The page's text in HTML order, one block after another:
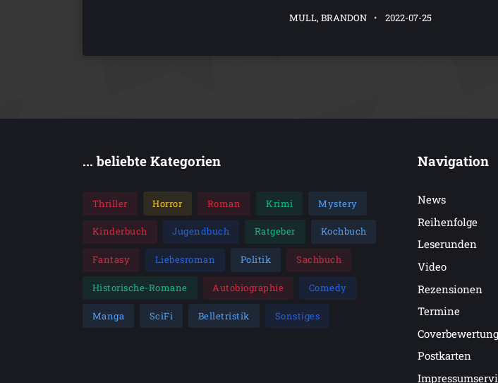
MULL, BRANDON 2022-07-25
... beliebte Kategorien
Thriller Horror Roman Krimi Mystery
Kinderbuch Jugendbuch Ratgeber Kochbuch
Fantasy Liebesroman Politik Sachbuch
Historische-Romane Autobiographie Comedy
Manga SciFi Belletristik Sonstiges
Navigation
News
Reihenfolge
Leserunden
Video
Rezensionen
Termine
Coverbewertung
Postkarten